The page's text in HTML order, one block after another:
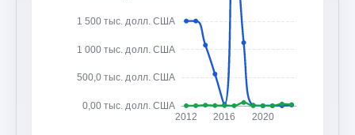
0,00 тыс. долл. США
500,0 тыс. долл. США
1 000 тыс. долл. США
1 500 тыс. долл. США
2012 2016 2020